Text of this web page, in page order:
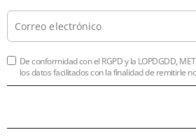
De conformidad con el RGPD y la LOPDGDD,
los datos facilitados con la finalidad de remitirle